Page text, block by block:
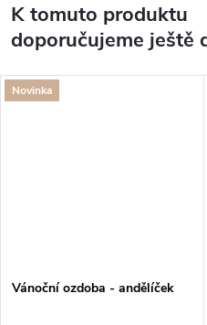
K tomuto produktu
doporučujeme ještě
Novinka
Vánoční ozdoba - andělíček